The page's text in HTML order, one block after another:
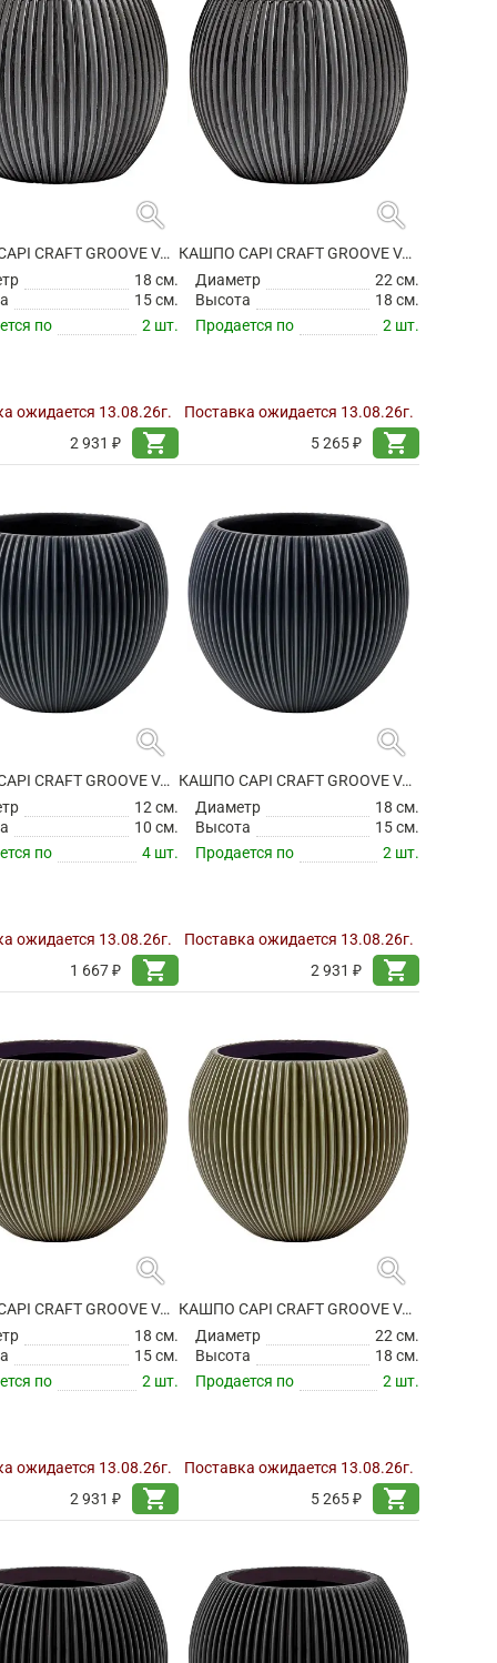
search
КАШПО CAPI CRAFT GROOVE VASE BALL BLACK
18 см.
15 см.
по
2 шт.
ожидается 13.08.26г.
2 931 ₽
shopping_cart
search
КАШПО CAPI CRAFT GROOVE VASE BALL BLACK
Диаметр
22 см.
Высота
18 см.
Продается по
2 шт.
Поставка ожидается 13.08.26г.
5 265 ₽
shopping_cart
search
КАШПО CAPI CRAFT GROOVE VASE BALL GRAPHITE GREY
12 см.
10 см.
по
4 шт.
ожидается 13.08.26г.
1 667 ₽
shopping_cart
search
КАШПО CAPI CRAFT GROOVE VASE BALL GRAPHITE GREY
Диаметр
18 см.
Высота
15 см.
Продается по
2 шт.
Поставка ожидается 13.08.26г.
2 931 ₽
shopping_cart
search
КАШПО CAPI CRAFT GROOVE VASE BALL GREEN
18 см.
15 см.
по
2 шт.
ожидается 13.08.26г.
2 931 ₽
shopping_cart
search
КАШПО CAPI CRAFT GROOVE VASE BALL GREEN
Диаметр
22 см.
Высота
18 см.
Продается по
2 шт.
Поставка ожидается 13.08.26г.
5 265 ₽
shopping_cart